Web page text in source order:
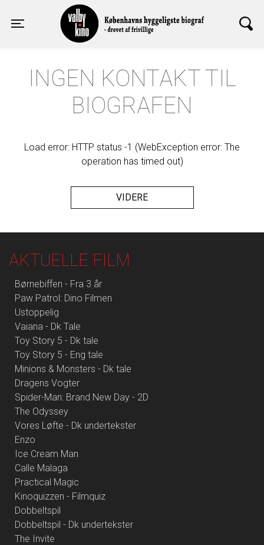
Toggle navigation
Valby Kino
INGEN KONTAKT TIL
BIOGRAFEN
Load error: HTTP status -1 (WebException error: The
operation has timed out)
VIDERE
AKTUELLE FILM
Børnebiffen - Fra 3 år
Paw Patrol: Dino Filmen
Ustoppelig
Vaiana - Dk Tale
Toy Story 5 - Dk tale
Toy Story 5 - Eng tale
Minions & Monsters - Dk tale
Dragens Vogter
Spider-Man: Brand New Day - 2D
The Odyssey
Vores Løfte - Dk undertekster
Enzo
Ice Cream Man
Calle Malaga
Practical Magic
Kinoquizzen - Filmquiz
Dobbeltspil
Dobbeltspil - Dk undertekster
The Invite